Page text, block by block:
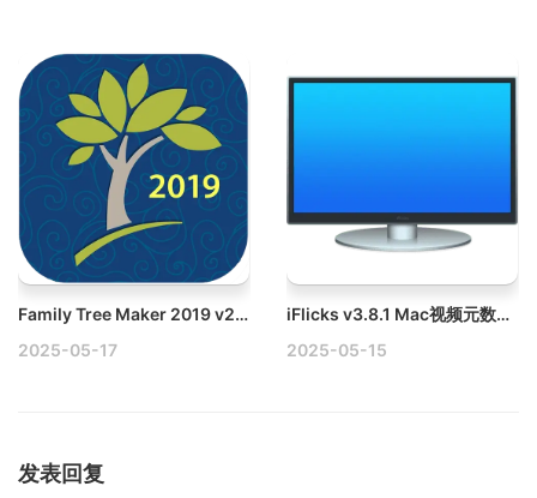
Family Tree Maker 2019 v24.2.0.532 Mac族谱家谱制作软件破解版
2025-05-17
iFlicks v3.8.1 Mac视频元数据工具破解版
2025-05-15
发表回复